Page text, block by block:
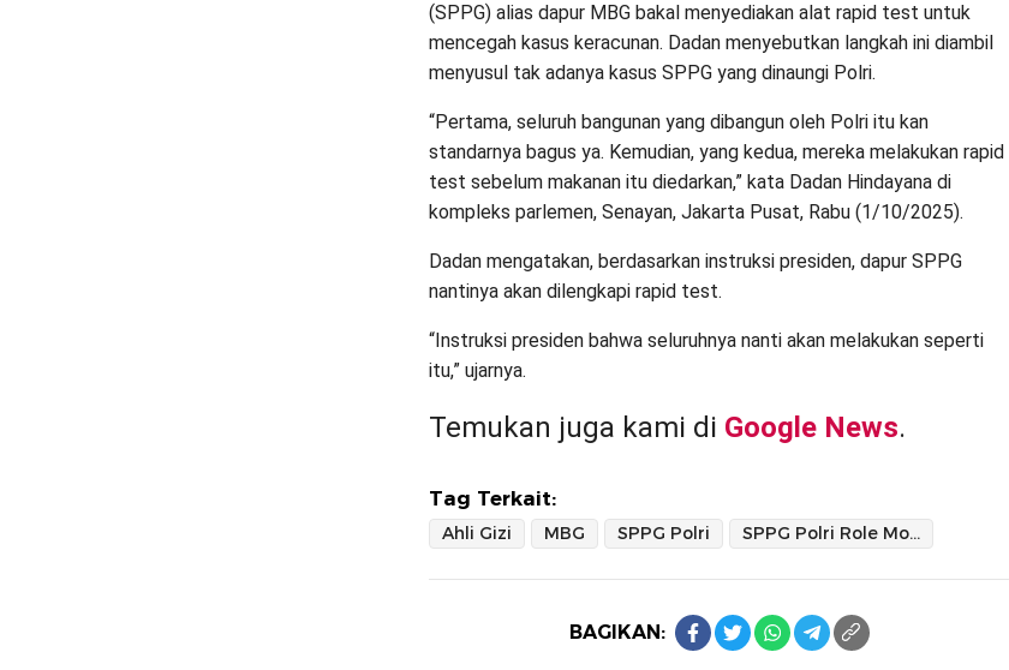
(SPPG) alias dapur MBG bakal menyediakan alat rapid test untuk
mencegah kasus keracunan. Dadan menyebutkan langkah ini diambil
menyusul tak adanya kasus SPPG yang dinaungi Polri.
“Pertama, seluruh bangunan yang dibangun oleh Polri itu kan
standarnya bagus ya. Kemudian, yang kedua, mereka melakukan rapid
test sebelum makanan itu diedarkan,” kata Dadan Hindayana di
kompleks parlemen, Senayan, Jakarta Pusat, Rabu (1/10/2025).
Dadan mengatakan, berdasarkan instruksi presiden, dapur SPPG
nantinya akan dilengkapi rapid test.
“Instruksi presiden bahwa seluruhnya nanti akan melakukan seperti
itu,” ujarnya.
Temukan juga kami di Google News.
Tag Terkait:
Ahli Gizi MBG SPPG Polri SPPG Polri Role Model
BAGIKAN: